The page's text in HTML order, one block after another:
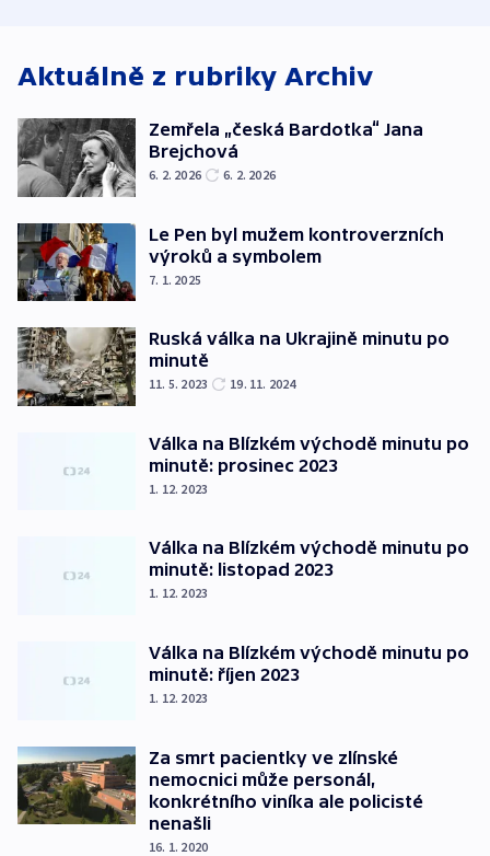
Aktuálně z rubriky Archiv
Zemřela „česká Bardotka“ Jana
Brejchová
6. 2. 2026 6. 2. 2026
Le Pen byl mužem kontroverzních
výroků a symbolem
7. 1. 2025
Ruská válka na Ukrajině minutu po
minutě
11. 5. 2023 19. 11. 2024
Válka na Blízkém východě minutu po
minutě: prosinec 2023
1. 12. 2023
Válka na Blízkém východě minutu po
minutě: listopad 2023
1. 12. 2023
Válka na Blízkém východě minutu po
minutě: říjen 2023
1. 12. 2023
Za smrt pacientky ve zlínské
nemocnici může personál,
konkrétního viníka ale policisté
nenašli
16. 1. 2020